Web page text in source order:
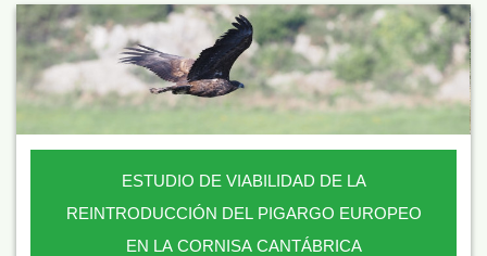
ESTUDIO DE VIABILIDAD DE LA
REINTRODUCCIÓN DEL PIGARGO EUROPEO
EN LA CORNISA CANTÁBRICA